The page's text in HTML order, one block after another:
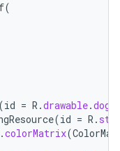
(
(id = R .drawable.dog
(id = R .
.colorMatrix(